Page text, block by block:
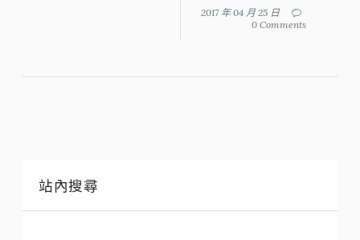
2017 年 04 月 25 日
0 Comments
站內搜尋